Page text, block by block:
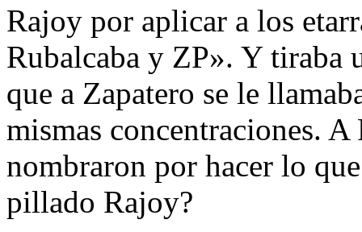
Rajoy por aplicar a los
Rubalcaba y ZP». Y tiraba
que a Zapatero se le
mismas concentraciones.
nombraron por hacer lo
pillado Rajoy?